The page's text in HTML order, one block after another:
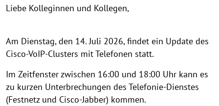
Liebe Kolleginnen und Kollegen,
Am Dienstag, den 14. Juli 2026, findet ein Update des
Cisco-VoIP-Clusters mit Telefonen statt.
Im Zeitfenster zwischen 16:00 und 18:00 Uhr kann es
zu kurzen Unterbrechungen des Telefonie-Dienstes
(Festnetz und Cisco-Jabber) kommen.